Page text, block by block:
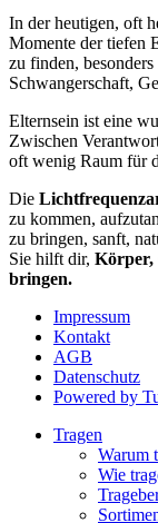
In der heutigen, oft
Momente der tiefen
zu finden,
Schwangerschaft,
Elternsein ist eine
Zwischen
oft wenig Raum für
Die
zu kommen,
zu bringen, sanft,
Sie hilft dir, Körper,
bringen.
Impressum
Kontakt
AGB
Datenschutz
Powered by
Tragen
Warum
Wie